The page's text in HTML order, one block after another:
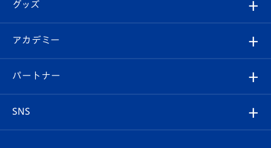
チケット
イベント
メディア
ホームタウン
スタッフプロフィール
マスコット紹介
Revive Team
ヴィヴィくんの長崎おもてなしガイド
フォトギャラリー
スタジアムグルメ
V-LOVERS（ファンクラブ）
プレイヤーズスイート
グッズ
オンラインショップ
店舗情報
アカデミー
育成からのお知らせ
U-18
パートナー
SNS